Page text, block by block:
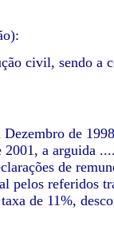
civil, sendo a
de
a arguida
de
pelos referidos
de 11%,